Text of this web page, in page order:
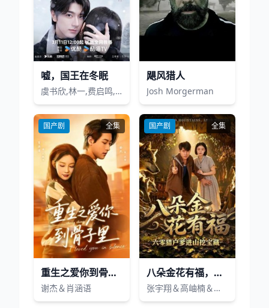
嘘，国王在冬眠
虞书欣,林一,费启鸣,曾可妮,夏浩然,王润泽,许诗悦,曾宥臻
飓风猎人
Josh Morgerman
国产剧 全集
重生之爱你到骨子里
谢杰＆肖涵语
国产剧 全集
八朵金花有福，六零猎户爹进山挖宝藏
张宇翔＆高岫楠＆武伟